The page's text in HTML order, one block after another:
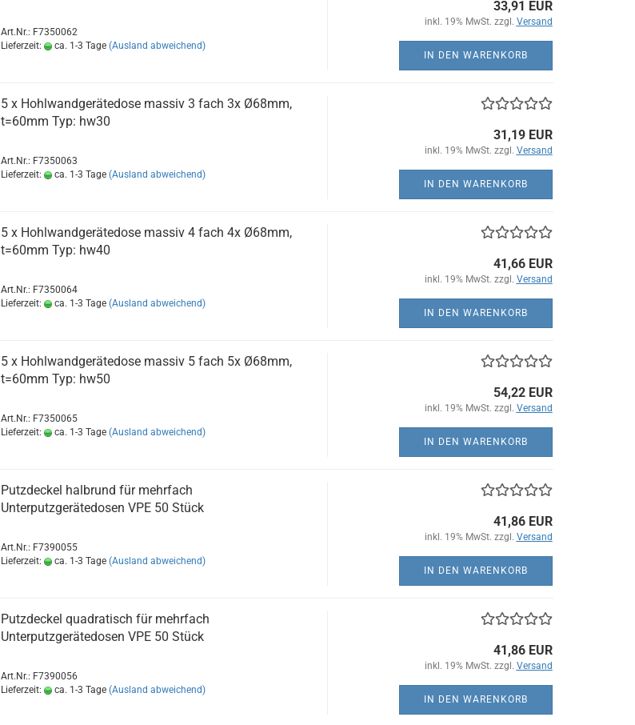
Art.Nr.: F7350062
Lieferzeit:
ca. 1-3 Tage (Ausland abweichend)
33,91 EUR
inkl. 19% MwSt. zzgl. Versand
IN DEN WARENKORB
5 x Hohlwandgerätedose massiv 3 fach 3x Ø68mm,
t=60mm Typ: hw30
Art.Nr.: F7350063
Lieferzeit:
ca. 1-3 Tage (Ausland abweichend)
31,19 EUR
inkl. 19% MwSt. zzgl. Versand
IN DEN WARENKORB
5 x Hohlwandgerätedose massiv 4 fach 4x Ø68mm,
t=60mm Typ: hw40
Art.Nr.: F7350064
Lieferzeit:
ca. 1-3 Tage (Ausland abweichend)
41,66 EUR
inkl. 19% MwSt. zzgl. Versand
IN DEN WARENKORB
5 x Hohlwandgerätedose massiv 5 fach 5x Ø68mm,
t=60mm Typ: hw50
Art.Nr.: F7350065
Lieferzeit:
ca. 1-3 Tage (Ausland abweichend)
54,22 EUR
inkl. 19% MwSt. zzgl. Versand
IN DEN WARENKORB
Putzdeckel halbrund für mehrfach
Unterputzgerätedosen VPE 50 Stück
Art.Nr.: F7390055
Lieferzeit:
ca. 1-3 Tage (Ausland abweichend)
41,86 EUR
inkl. 19% MwSt. zzgl. Versand
IN DEN WARENKORB
Putzdeckel quadratisch für mehrfach
Unterputzgerätedosen VPE 50 Stück
Art.Nr.: F7390056
Lieferzeit:
ca. 1-3 Tage (Ausland abweichend)
41,86 EUR
inkl. 19% MwSt. zzgl. Versand
IN DEN WARENKORB